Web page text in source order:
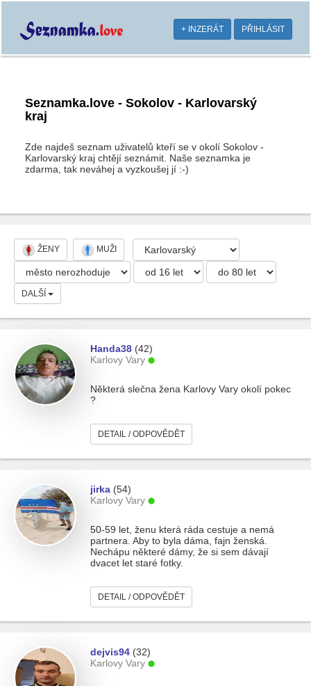
+ INZERÁT PŘIHLÁSIT
Seznamka.love - Sokolov - Karlovarský
kraj
Zde najdeš seznam uživatelů kteří se v okolí Sokolov -
Karlovarský kraj chtějí seznámit. Naše seznamka je
zdarma, tak neváhej a vyzkoušej jí :-)
ŽENY MUŽI
DALŠÍ
Handa38 (42)
Karlovy Vary
Některá slečna žena Karlovy Vary okolí pokec
?
DETAIL / ODPOVĚDĚT
jirka (54)
Karlovy Vary
50-59 let, ženu která ráda cestuje a nemá
partnera. Aby to byla dáma, fajn ženská.
Nechápu některé dámy, že si sem dávají
dvacet let staré fotky.
DETAIL / ODPOVĚDĚT
dejvis94 (32)
Karlovy Vary